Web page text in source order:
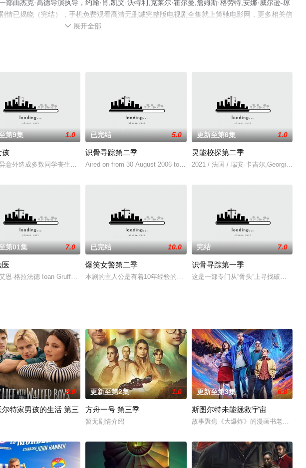
由杰克·高德导演执导，约翰·肖,凯文·沃特利,克莱尔·霍尔曼,詹姆斯·格劳特,安娜·威尔逊-琼
情已揭晓（完结），手机免费观看高清无删减完整版电视剧全集就上策驰电影网，更多相关信
 展开全部
发觉错误后和史考莉串通好来骗政府高层，以潜入
第9集 1.0
孩
意外造成多数同学丧生，倖存的爱儿玛也失去记忆，她不仅得试著拼凑出当天的情况，还
已完结 5.0
识骨寻踪第二季
Aired on from 30 August 2006 to 18 April 20
更新至第6集 1.0
灵能校探第二季
2021 / 法国 / 瑞安·卡吉尔
季续订。来自《迷失》和《天堂执法者
第01集 7.0
医
恩·格拉法德 Ioan Gruffudd 饰）是纽约城里最著名的法医，业内同行
已完结 10.0
爆笑女警第二季
本剧的主人公是有着10年经验的资深警员Angie Tribeca（Rashida Jo
完结 7.0
识骨寻踪第一季
这是一部专门从“骨头”上寻找破案线索
罗丝·古丁,阿德里安·霍姆斯,克里斯汀·霍恩,丹
3.0
尔特家男孩的生活 第三
更新至第2集 1.0
方舟一号 第三季
暂无剧情介绍
更新至第3集 6.0
斯图尔特未能拯救宇宙
故事聚焦《大爆炸》的漫画书老板斯图